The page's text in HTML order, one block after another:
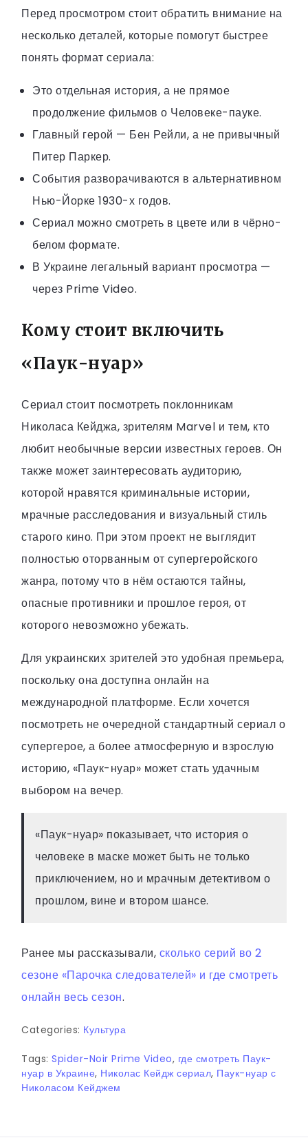
Перед просмотром стоит обратить внимание на
несколько деталей, которые помогут быстрее
понять формат сериала:
Это отдельная история, а не прямое
продолжение фильмов о Человеке-пауке.
Главный герой — Бен Рейли, а не привычный
Питер Паркер.
События разворачиваются в альтернативном
Нью-Йорке 1930-х годов.
Сериал можно смотреть в цвете или в чёрно-
белом формате.
В Украине легальный вариант просмотра —
через Prime Video.
Кому стоит включить
«Паук-нуар»
Сериал стоит посмотреть поклонникам
Николаса Кейджа, зрителям Marvel и тем, кто
любит необычные версии известных героев. Он
также может заинтересовать аудиторию,
которой нравятся криминальные истории,
мрачные расследования и визуальный стиль
старого кино. При этом проект не выглядит
полностью оторванным от супергеройского
жанра, потому что в нём остаются тайны,
опасные противники и прошлое героя, от
которого невозможно убежать.
Для украинских зрителей это удобная премьера,
поскольку она доступна онлайн на
международной платформе. Если хочется
посмотреть не очередной стандартный сериал о
супергерое, а более атмосферную и взрослую
историю, «Паук-нуар» может стать удачным
выбором на вечер.
«Паук-нуар» показывает, что история о
человеке в маске может быть не только
приключением, но и мрачным детективом о
прошлом, вине и втором шансе.
Ранее мы рассказывали, сколько серий во 2
сезоне «Парочка следователей» и где смотреть
онлайн весь сезон.
Categories: Культура
Tags: Spider-Noir Prime Video, где смотреть Паук-
нуар в Украине, Николас Кейдж сериал, Паук-нуар с
Николасом Кейджем